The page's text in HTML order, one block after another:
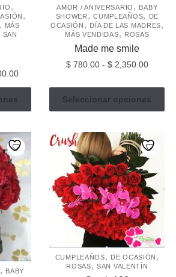
,
,
,
MÁS
SAN
Rango
de
desde
hasta
$ 6,000.00
AMOR / ANIVERSARIO , BABY
SHOWER ,CUMPLEAÑOS,
DE
OCASIÓN , DÍA DE LAS MADRES,
MÁS VENDIDAS, ROSAS
Made me smile
$780.00 - $2,350.00Rango
desde
$
Seleccionar opciones
Este
producto
múltiples
variantes.
Las
opciones
se
pueden
elegir
en
la
página
de
,
BABY
CUMPLEAÑOS, DE OCASIÓN ,
ROSAS,SAN VALENTÍN